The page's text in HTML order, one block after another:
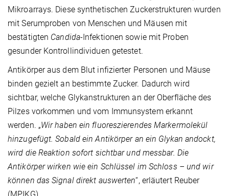
Mikroarrays. Diese synthetischen Zuckerstrukturen wurden
mit Serumproben von Menschen und Mäusen mit
bestätigten Candida-Infektionen sowie mit Proben
gesunder Kontrollindividuen getestet.
Antikörper aus dem Blut infizierter Personen und Mäuse
binden gezielt an bestimmte Zucker. Dadurch wird
sichtbar, welche Glykanstrukturen an der Oberfläche des
Pilzes vorkommen und vom Immunsystem erkannt
werden. „Wir haben ein fluoreszierendes Markermolekül
hinzugefügt. Sobald ein Antikörper an ein Glykan andockt,
wird die Reaktion sofort sichtbar und messbar. Die
Antikörper wirken wie ein Schlüssel im Schloss – und wir
können das Signal direkt auswerten“, erläutert Reuber